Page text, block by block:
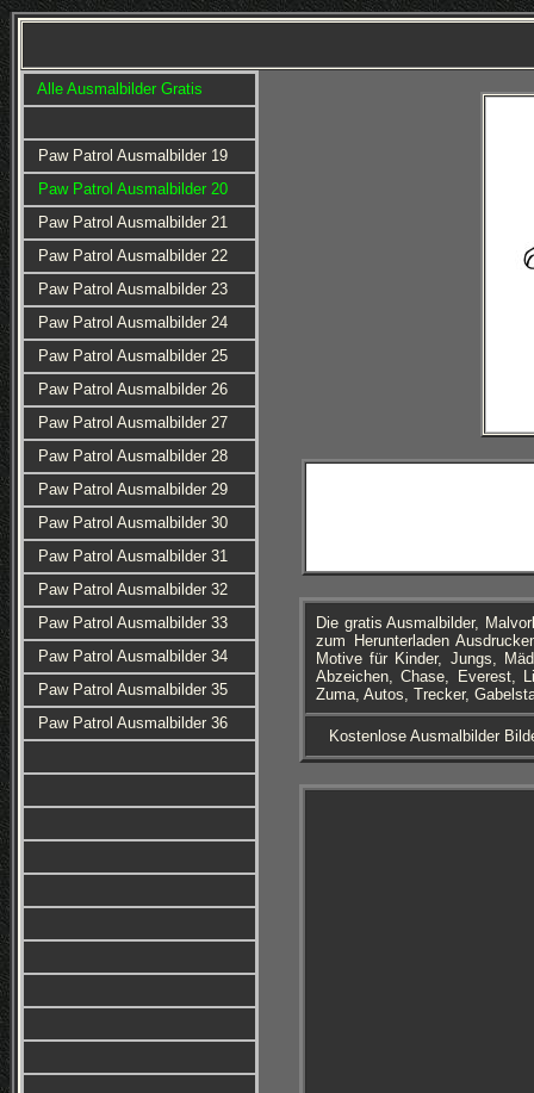
Alle Ausmalbilder Gratis
Paw Patrol Ausmalbilder 19
Paw Patrol Ausmalbilder 20
Paw Patrol Ausmalbilder 21
Paw Patrol Ausmalbilder 22
Paw Patrol Ausmalbilder 23
Paw Patrol Ausmalbilder 24
Paw Patrol Ausmalbilder 25
Paw Patrol Ausmalbilder 26
Paw Patrol Ausmalbilder 27
Paw Patrol Ausmalbilder 28
Paw Patrol Ausmalbilder 29
Paw Patrol Ausmalbilder 30
Paw Patrol Ausmalbilder 31
Paw Patrol Ausmalbilder 32
Paw Patrol Ausmalbilder 33
Paw Patrol Ausmalbilder 34
Paw Patrol Ausmalbilder 35
Paw Patrol Ausmalbilder 36
Die gratis Ausmalbilder,
zum Herunterladen
Motive für Kinder, Jungs,
Abzeichen, Chase, Everest,
Zuma, Autos, Trecker,
Kostenlose Ausmalbilder